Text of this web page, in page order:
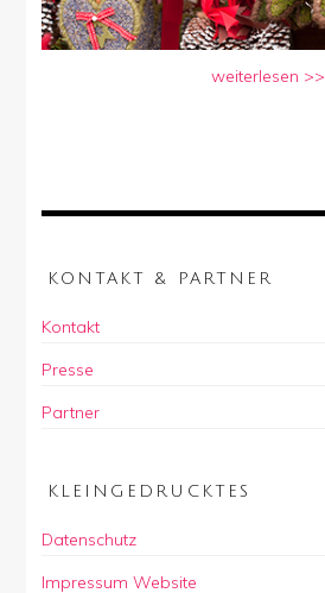
weiterlesen >>
KONTAKT & PARTNER
Kontakt
Presse
Partner
KLEINGEDRUCKTES
Datenschutz
Impressum Website